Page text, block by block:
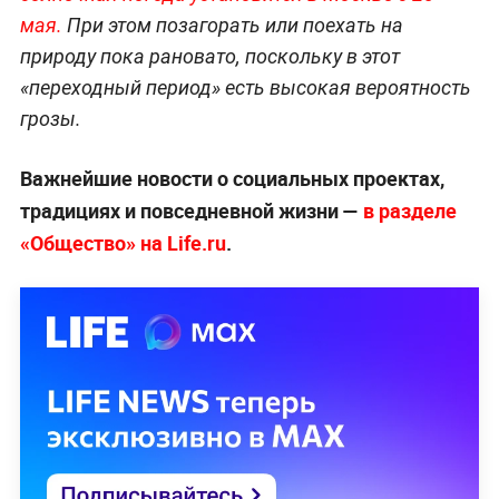
мая. При этом позагорать или поехать на
природу пока рановато, поскольку в этот
«переходный период» есть высокая вероятность
грозы.
Важнейшие новости о социальных проектах,
традициях и повседневной жизни — в разделе
«Общество» на Life.ru.